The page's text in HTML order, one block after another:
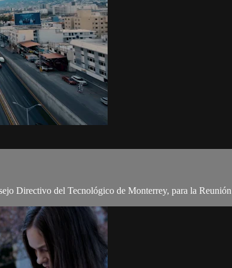
Directivo del Tecnológico de Monterrey, para la